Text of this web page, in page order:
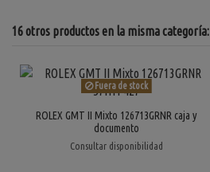
16 otros productos en la misma categoría:
Fuera de stock
ROLEX GMT II Mixto 126713GRNR caja y
documento
Consultar disponibilidad